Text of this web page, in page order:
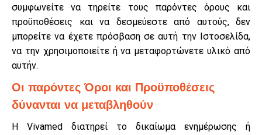
συμφωνείτε να τηρείτε τους παρόντες όρους και
προϋποθέσεις και να δεσμεύεστε από αυτούς, δεν
μπορείτε να έχετε πρόσβαση σε αυτή την Ιστοσελίδα,
να την χρησιμοποιείτε ή να μεταφορτώνετε υλικό από
αυτήν.
Οι παρόντες Όροι και Προϋποθέσεις
δύνανται να μεταβληθούν
Η Vivamed διατηρεί το δικαίωμα ενημέρωσης ή